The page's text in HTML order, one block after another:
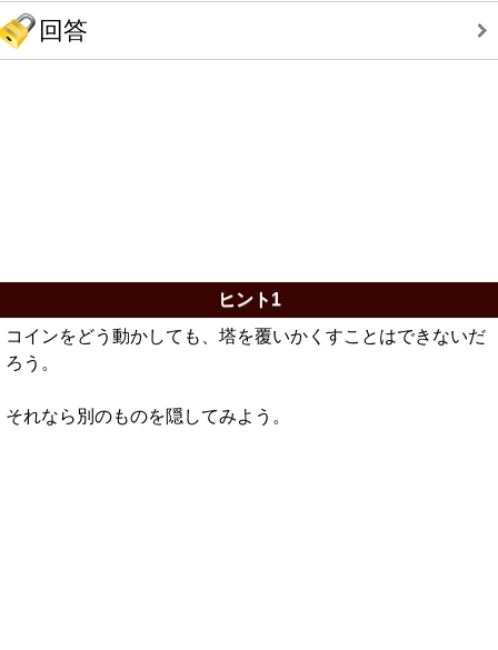
回答
ヒント1
コインをどう動かしても、塔を覆いかくすことはできないだ
ろう。
それなら別のものを隠してみよう。